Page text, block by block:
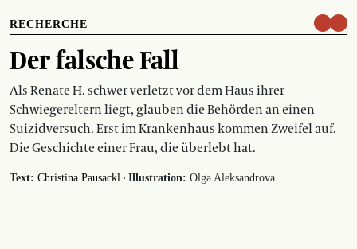
RECHERCHE
Der falsche Fall
Als Renate H. schwer verletzt vor dem Haus ihrer
Schwiegereltern liegt, glauben die Behörden an einen
Suizidversuch. Erst im Krankenhaus kommen Zweifel auf.
Die Geschichte einer Frau, die überlebt hat.
Text: Christina Pausackl · Illustration: Olga Aleksandrova